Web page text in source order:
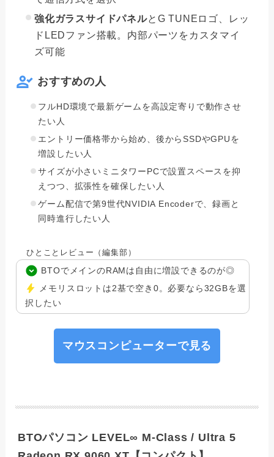
強化ガラスサイドパネルとG TUNEロゴ、レッ
ドLEDファン搭載。内部パーツをカスタマイ
ズ可能
おすすめの人
フルHD環境で最新ゲームを高設定寄りで動作させ
たい人
エントリー価格帯から始め、後からSSDやGPUを
増設したい人
サイズが小さいミニタワーPCで設置スペースを抑
えつつ、拡張性を確保したい人
ゲーム配信で第9世代NVIDIA Encoderで、録画と
同時進行したい人
ひとことレビュー（編集部）
BTOでメインのRAMは自由に増設できるのが◎
メモリスロットは2基で空き0。必要なら32GBを選
択したい
マウスコンピューターで見る
BTOパソコン LEVEL∞ M-Class / Ultra 5